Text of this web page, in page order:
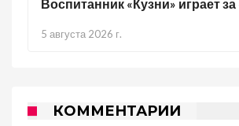
Воспитанник «Кузни» играет
5 августа 2026 г.
КОММЕНТАРИИ